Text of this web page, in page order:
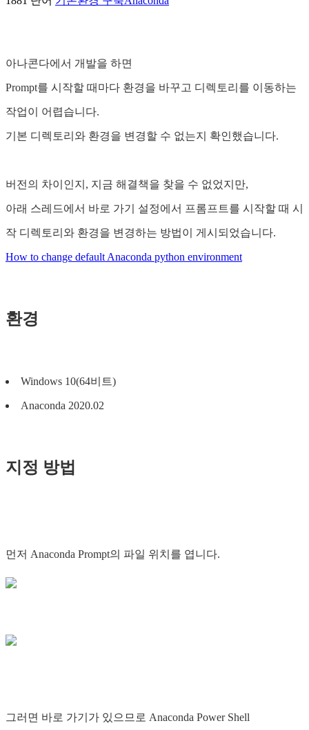
아나콘다에서 개발을 하면
Prompt를 시작할 때마다 환경을 바꾸고 디렉토리를 이동하는
작업이 어렵습니다.
기본 디렉토리와 환경을 변경할 수 없는지 확인했습니다.
버전의 차이인지, 지금 해결책을 찾을 수 없었지만,
아래 스레드에서 바로 가기 설정에서 프롬프트를 시작할 때 시
작 디렉토리와 환경을 변경하는 방법이 게시되었습니다.
How to change default Anaconda python environment
환경
Windows 10(64비트)
Anaconda 2020.02
지정 방법
먼저 Anaconda Prompt의 파일 위치를 엽니다.
그러면 바로 가기가 있으므로 Anaconda Power Shell